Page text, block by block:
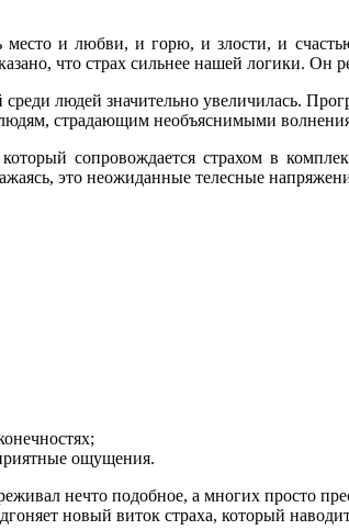
и любви, и горю, и злости, и
что страх сильнее нашей логики. Он
людей значительно увеличилась.
людям, страдающим необъяснимыми
сопровождается страхом в
это неожиданные телесные
ощущения.
нечто подобное, а многих просто
новый виток страха, который